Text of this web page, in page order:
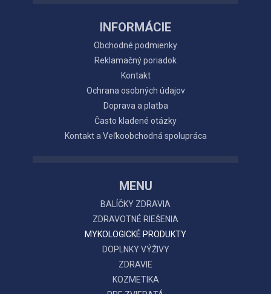
INFORMÁCIE
Obchodné podmienky
Reklamačný poriadok
Kontakt
Ochrana osobných údajov
Doprava a platba
Často kladené otázky
Kontakt a Veľkoobchodná spolupráca
MENU
BALÍČKY ZDRAVIA
ZDRAVOTNÉ RIEŠENIA
MYKOLOGICKÉ PRODUKTY
DOPLNKY VÝŽIVY
ZDRAVIE
KOZMETIKA